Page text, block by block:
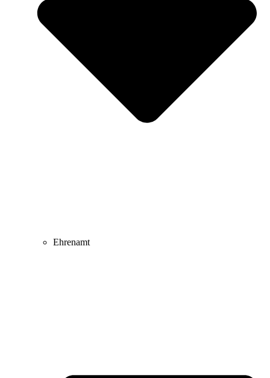
Ehrenamt